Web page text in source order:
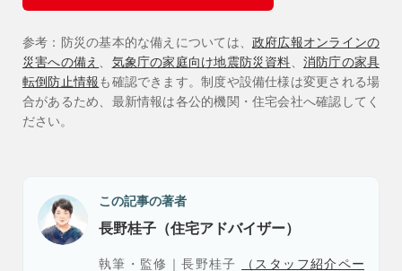
参考：防災の基本的な備えについては、 政府広報オンラインの
災害への備え 、 気象庁の家庭向け地震防災資料、 消防庁の家具
転倒防止情報も確認できます。制度や設備仕様は変更される場
合があるため、最新情報は各公的機関・住宅会社へ確認してく
ださい。
この記事の著者
長野桂子（住宅アドバイザー）
執筆・監修｜長野桂子
（スタッフ紹介ペー